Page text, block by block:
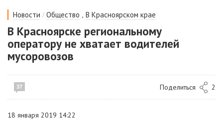
Новости / Общество , В Красноярском крае
В Красноярске региональному
оператору не хватает водителей
мусоровозов
37 Поделиться 2
18 января 2019 14:22